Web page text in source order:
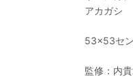
アカガシ
53×53セ
監修：内